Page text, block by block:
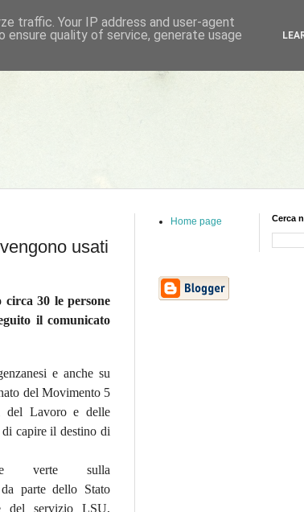
usati
circa 30 le persone
il comunicato
e anche su
del Movimento 5
del Lavoro e delle
capire il destino di
verte sulla
da parte dello Stato
del servizio LSU,
Home page Cerca
traffic. Your IP address and user-agent
quality of service, generate usage